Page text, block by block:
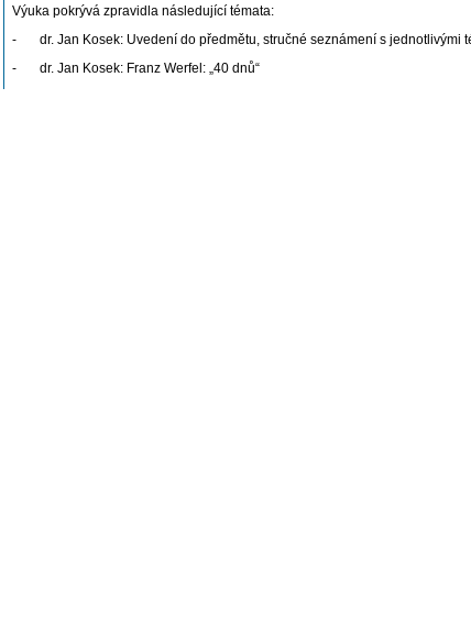
Výuka pokrývá zpravidla následující témata:
- dr. Jan Kosek: Uvedení do předmětu, stručné seznámení s jednotlivými
- dr. Jan Kosek: Franz Werfel: „40 dnů“